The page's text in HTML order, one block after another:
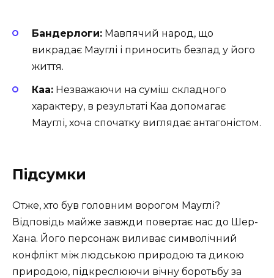
Бандерлоги: Мавпячий народ, що
викрадає Мауглі і приносить безлад у його
життя.
Каа: Незважаючи на суміш складного
характеру, в результаті Каа допомагає
Мауглі, хоча спочатку виглядає антагоністом.
Підсумки
Отже, хто був головним ворогом Мауглі?
Відповідь майже завжди повертає нас до Шер-
Хана. Його персонаж виливає символічний
конфлікт між людською природою та дикою
природою, підкреслюючи вічну боротьбу за